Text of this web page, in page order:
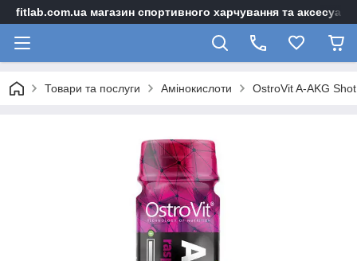
fitlab.com.ua магазин спортивного харчування та
Товари та послуги Амінокислоти OstroVit A-AKG